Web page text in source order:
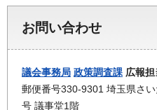
お問い合わせ
議会事務局 政策調査課 広報担
郵便番号330-9301 埼玉県さ
号 議事堂1階